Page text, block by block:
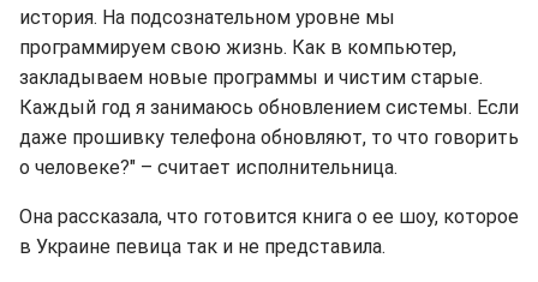
история. На подсознательном уровне мы
программируем свою жизнь. Как в компьютер,
закладываем новые программы и чистим старые.
Каждый год я занимаюсь обновлением системы. Если
даже прошивку телефона обновляют, то что говорить
о человеке?" – считает исполнительница.
Она рассказала, что готовится книга о ее шоу, которое
в Украине певица так и не представила.